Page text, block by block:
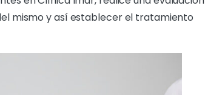
mismo y así establecer el tratamiento